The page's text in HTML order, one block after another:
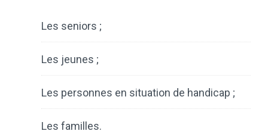
Les seniors ;
Les jeunes ;
Les personnes en situation de handicap ;
Les familles.